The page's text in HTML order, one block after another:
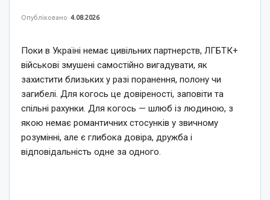
Опубліковано 4.08.2026
Поки в Україні немає цивільних партнерств, ЛГБТК+
військові змушені самостійно вигадувати, як
захистити близьких у разі поранення, полону чи
загибелі. Для когось це довіреності, заповіти та
спільні рахунки. Для когось — шлюб із людиною, з
якою немає романтичних стосунків у звичному
розумінні, але є глибока довіра, дружба і
відповідальність одне за одного.